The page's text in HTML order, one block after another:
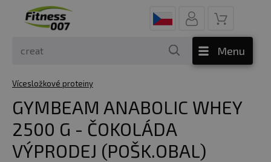
Menu
Vícesložkové proteiny
GYMBEAM ANABOLIC WHEY
2500 G - ČOKOLÁDA
VÝPRODEJ (POŠK.OBAL)